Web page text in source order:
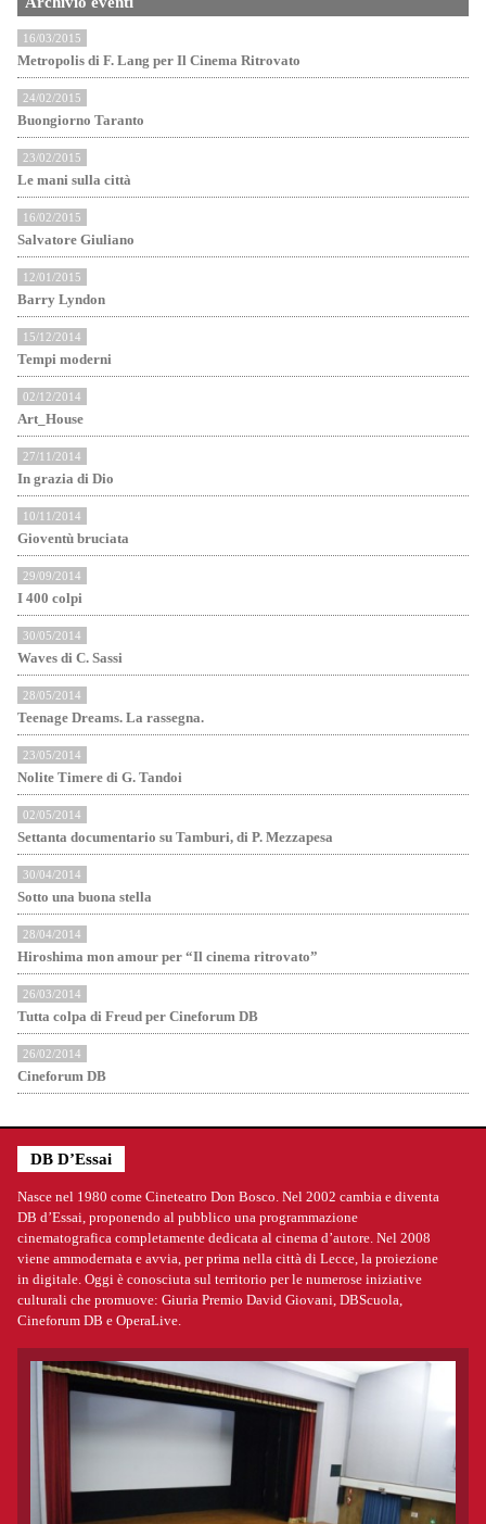
16/03/2015
Metropolis di F. Lang per Il Cinema Ritrovato
24/02/2015
Buongiorno Taranto
23/02/2015
Le mani sulla città
16/02/2015
Salvatore Giuliano
12/01/2015
Barry Lyndon
15/12/2014
Tempi moderni
02/12/2014
Art_House
27/11/2014
In grazia di Dio
10/11/2014
Gioventù bruciata
29/09/2014
I 400 colpi
30/05/2014
Waves di C. Sassi
28/05/2014
Teenage Dreams. La rassegna.
23/05/2014
Nolite Timere di G. Tandoi
02/05/2014
Settanta documentario su Tamburi, di P. Mezzapesa
30/04/2014
Sotto una buona stella
28/04/2014
Hiroshima mon amour per “Il cinema ritrovato”
26/03/2014
Tutta colpa di Freud per Cineforum DB
26/02/2014
Cineforum DB
DB D’Essai
Nasce nel 1980 come Cineteatro Don Bosco. Nel 2002 cambia e diventa
DB d’Essai, proponendo al pubblico una programmazione
cinematografica completamente dedicata al cinema d’autore. Nel 2008
viene ammodernata e avvia, per prima nella città di Lecce, la proiezione
in digitale. Oggi è conosciuta sul territorio per le numerose iniziative
culturali che promuove: Giuria Premio David Giovani, DBScuola,
Cineforum DB e OperaLive.